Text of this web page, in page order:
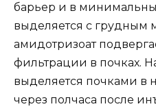
барьер и в
выделяется с грудным
амидотризоат
фильтрации в почках.
выделяется почками в
через полчаса после